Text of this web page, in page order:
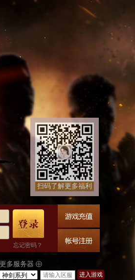
扫码了解更多福利
忘记密码？
更多服务器
进入游戏